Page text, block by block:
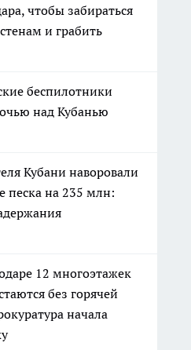
чтобы забираться
и грабить
беспилотники
над Кубанью
Кубани наворовали
песка на 235 млн:
12 многоэтажек
без горячей
начала